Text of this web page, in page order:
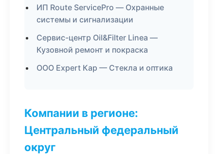
ИП Route ServicePro — Охранные
системы и сигнализации
Сервис-центр Oil&Filter Linea —
Кузовной ремонт и покраска
ООО Expert Кар — Стекла и оптика
Компании в регионе:
Центральный федеральный
округ